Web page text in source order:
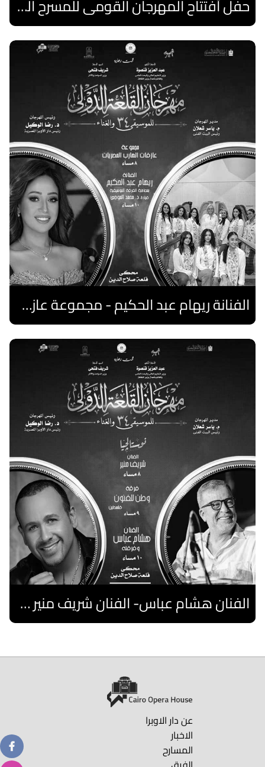
حفل أفتتاح المهرجان القومى للمسرح الصرى
اقرا المزيد
الفنانة ريهام عبد الحكيم - مجموعة عازفات الهارب المصريات
اقرا المزيد
الفنان هشام عباس- الفنان شريف منير "نوستالجيا"- فرقة فلسطين
عن دار الاوبرا
الاخبار
المسارح